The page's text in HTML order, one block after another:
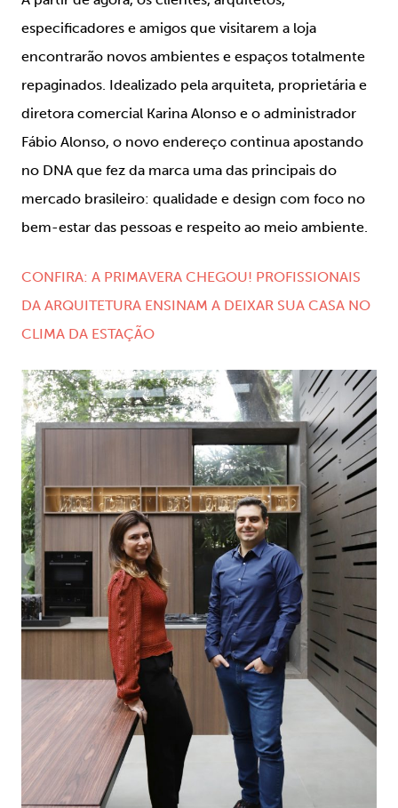
especificadores e amigos que visitarem a loja
encontrarão novos ambientes e espaços totalmente
repaginados. Idealizado pela arquiteta, proprietária e
diretora comercial Karina Alonso e o administrador
Fábio Alonso, o novo endereço continua apostando
no DNA que fez da marca uma das principais do
mercado brasileiro: qualidade e design com foco no
bem-estar das pessoas e respeito ao meio ambiente.
CONFIRA: A PRIMAVERA CHEGOU! PROFISSIONAIS
DA ARQUITETURA ENSINAM A DEIXAR SUA CASA NO
CLIMA DA ESTAÇÃO